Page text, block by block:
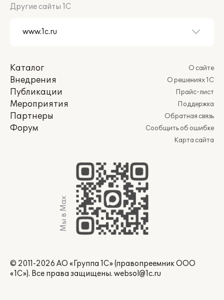
Другие сайты 1С
Каталог
Внедрения
Публикации
Мероприятия
Партнеры
Форум
О сайте
О решениях 1С
Прайс-лист
Поддержка
Обратная связь
Сообщить об ошибке
Карта сайта
Мы в Max
© 2011-2026 АО «Группа 1С» (правопреемник ООО
«1С»). Все права защищены. websol@1c.ru